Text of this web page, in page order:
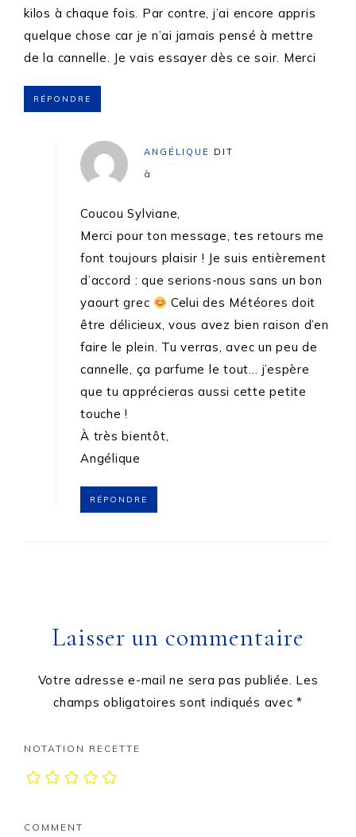
kilos à chaque fois. Par contre, j’ai encore appris
quelque chose car je n’ai jamais pensé à mettre
de la cannelle. Je vais essayer dès ce soir. Merci
RÉPONDRE
ANGÉLIQUE DIT
à
Coucou Sylviane,
Merci pour ton message, tes retours me
font toujours plaisir ! Je suis entièrement
d’accord : que serions-nous sans un bon
yaourt grec
Celui des Météores doit
être délicieux, vous avez bien raison d’en
faire le plein. Tu verras, avec un peu de
cannelle, ça parfume le tout… j’espère
que tu apprécieras aussi cette petite
touche !
À très bientôt,
Angélique
RÉPONDRE
Laisser un commentaire
Votre adresse e-mail ne sera pas publiée. Les
champs obligatoires sont indiqués avec*
NOTATION RECETTE
COMMENT